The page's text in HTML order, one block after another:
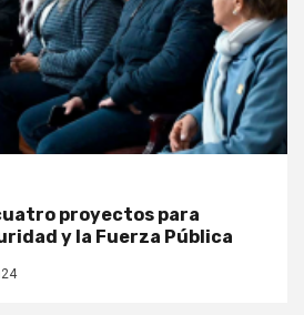
proyectos para
y la Fuerza Pública